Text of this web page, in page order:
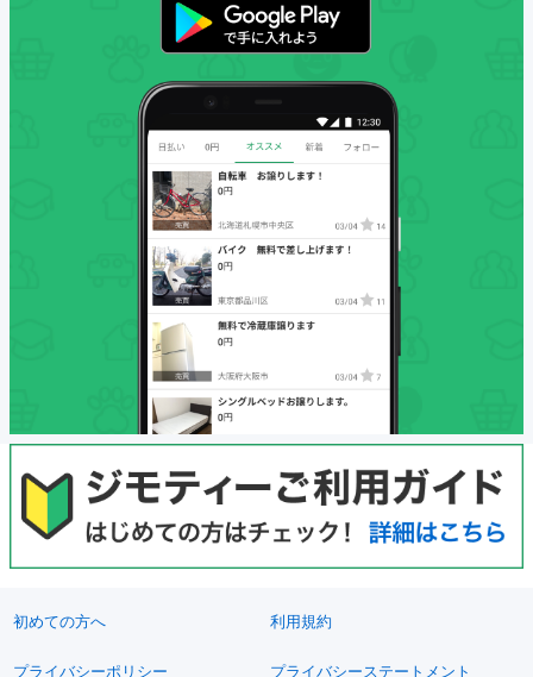
初めての方へ 利用規約
プライバシーポリシー プライバシーステートメント